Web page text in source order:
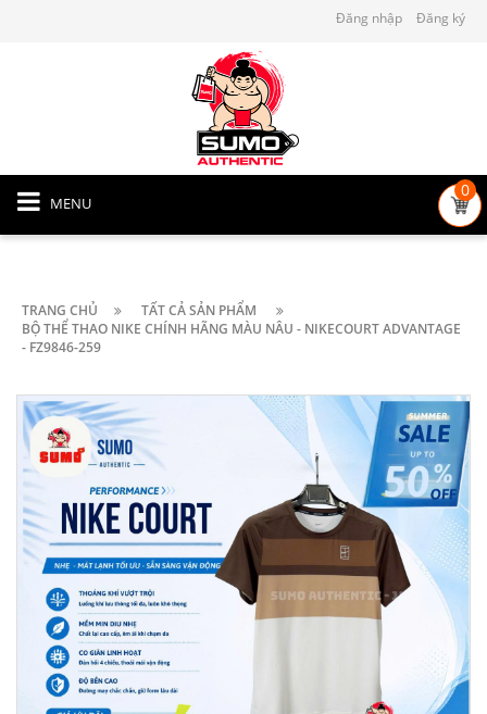
Đăng nhập Đăng ký
MENU
0
TRANG CHỦ
TẤT CẢ SẢN PHẨM
BỘ THỂ THAO NIKE CHÍNH HÃNG MÀU NÂU - NIKECOURT ADVANTAGE
- FZ9846-259